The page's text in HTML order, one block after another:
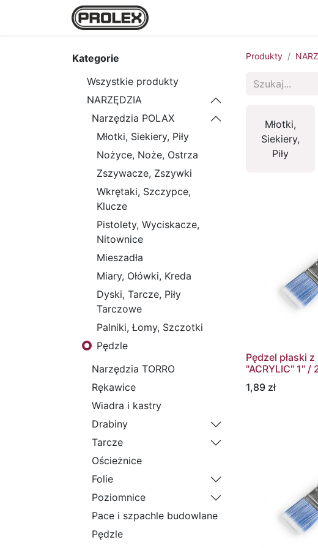
Kategorie
Wszystkie produkty
NARZĘDZIA
Narzędzia POLAX
Młotki, Siekiery, Piły
Nożyce, Noże, Ostrza
Zszywacze, Zszywki
Wkrętaki, Szczypce,
Klucze
Pistolety, Wyciskacze,
Nitownice
Mieszadła
Miary, Ołówki, Kreda
Dyski, Tarcze, Piły
Tarczowe
Palniki, Łomy, Szczotki
Pędzle
Narzędzia TORRO
Rękawice
Wiadra i kastry
Drabiny
Tarcze
Ościeżnice
Folie
Poziomnice
Pace i szpachle budowlane
Pędzle
Produkty
Młotki,
Siekiery,
Piły
Pędzel płaski
"ACRYLIC" 1" /
1,89 zł